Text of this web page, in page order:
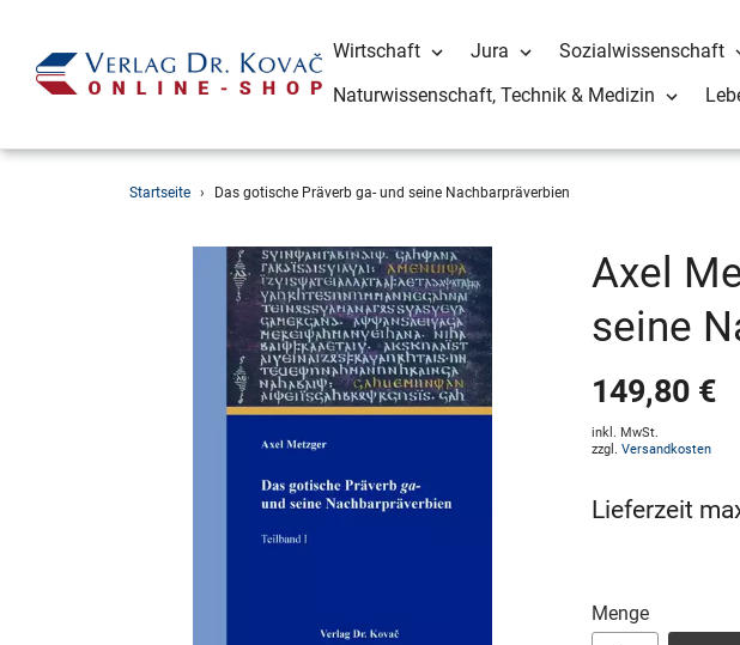
Wirtschaft Jura Sozialwissenschaft
Naturwissenschaft, Technik & Medizin
Startseite › Das gotische Präverb ga- und seine Nachbarpräverbien
Axel
seine
149,80 €
inkl. MwSt.
zzgl. Versandkosten
Lieferzeit
Menge